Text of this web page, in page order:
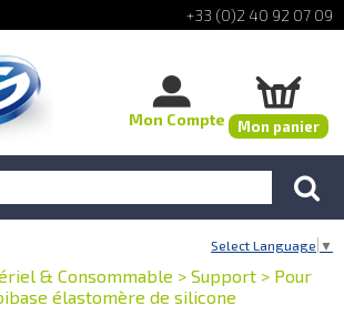
+33 (0)2 40 92 07 09
Mon Compte Mon panier
Select Language ▼
& Consommable > Support > Pour
élastomère de silicone